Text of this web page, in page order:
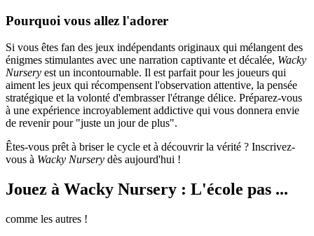
Pourquoi vous allez l'adorer
Si vous êtes fan des jeux indépendants originaux qui mélangent des
énigmes stimulantes avec une narration captivante et décalée, Wacky
Nursery est un incontournable. Il est parfait pour les joueurs qui
aiment les jeux qui récompensent l'observation attentive, la pensée
stratégique et la volonté d'embrasser l'étrange délice. Préparez-vous
à une expérience incroyablement addictive qui vous donnera envie
de revenir pour "juste un jour de plus".
Êtes-vous prêt à briser le cycle et à découvrir la vérité ? Inscrivez-
vous à Wacky Nursery dès aujourd'hui !
Jouez à Wacky Nursery : L'école pas ...
comme les autres !